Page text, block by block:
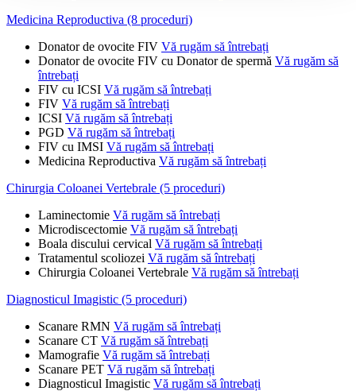
Medicina Reproductiva (8 proceduri)
Donator de ovocite FIV Vă rugăm să întrebați
Donator de ovocite FIV cu Donator de spermă Vă rugăm să
întrebați
FIV cu ICSI Vă rugăm să întrebați
FIV Vă rugăm să întrebați
ICSI Vă rugăm să întrebați
PGD Vă rugăm să întrebați
FIV cu IMSI Vă rugăm să întrebați
Medicina Reproductiva Vă rugăm să întrebați
Chirurgia Coloanei Vertebrale (5 proceduri)
Laminectomie Vă rugăm să întrebați
Microdiscectomie Vă rugăm să întrebați
Boala discului cervical Vă rugăm să întrebați
Tratamentul scoliozei Vă rugăm să întrebați
Chirurgia Coloanei Vertebrale Vă rugăm să întrebați
Diagnosticul Imagistic (5 proceduri)
Scanare RMN Vă rugăm să întrebați
Scanare CT Vă rugăm să întrebați
Mamografie Vă rugăm să întrebați
Scanare PET Vă rugăm să întrebați
Diagnosticul Imagistic Vă rugăm să întrebați